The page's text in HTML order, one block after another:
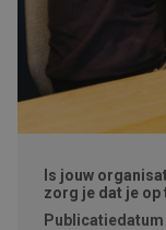
Is jouw
zorg je dat je
Publicatiedatum